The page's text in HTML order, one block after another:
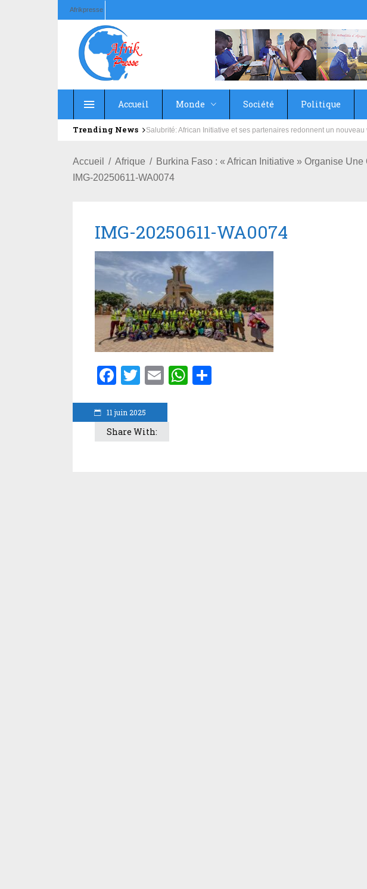
Afrikpresse
Accueil Monde Société Politique
Trending News 3e édition du Camp vacances musique : l’Association des artistes
Accueil Afrique
Burkina Faso : « African Initiative » Organise
IMG-20250611-WA0074
11 juin 2025
IMG-20250611-WA0074
Facebook
Twitter
EmailWhatsApp
Share With: